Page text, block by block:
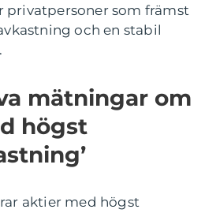
privatpersoner som främst
och en stabil
mätningar om
högst
aktier med högst